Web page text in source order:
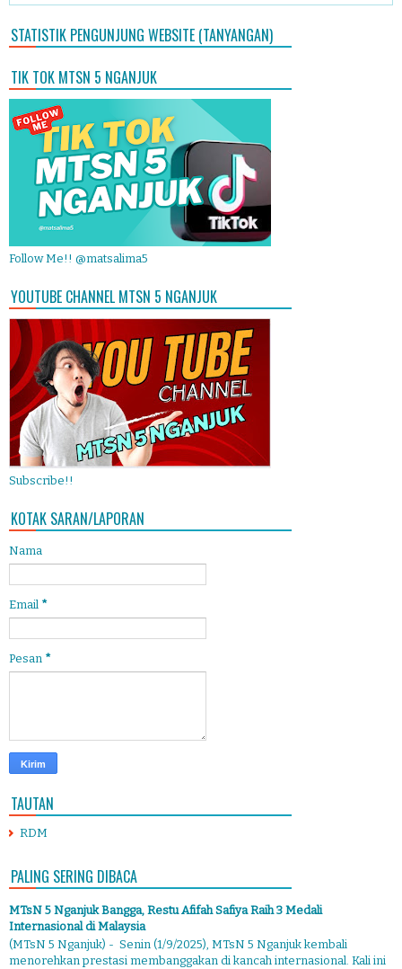
STATISTIK PENGUNJUNG WEBSITE (TANYANGAN)
TIK TOK MTSN 5 NGANJUK
Follow Me!! @matsalima5
YOUTUBE CHANNEL MTSN 5 NGANJUK
Subscribe!!
KOTAK SARAN/LAPORAN
Nama
Email *
Pesan *
TAUTAN
RDM
PALING SERING DIBACA
MTsN 5 Nganjuk Bangga, Restu Afifah Safiya Raih 3 Medali
Internasional di Malaysia
(MTsN 5 Nganjuk) - Senin (1/9/2025), MTsN 5 Nganjuk kembali
menorehkan prestasi membanggakan di kancah internasional. Kali ini